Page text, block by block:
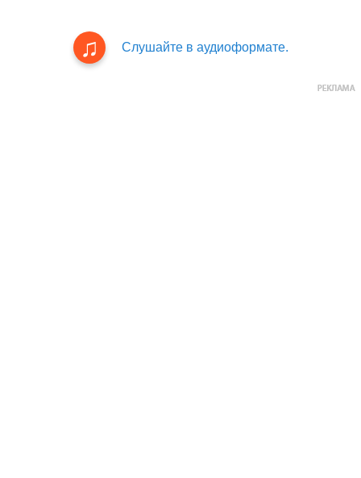
Слушайте в аудиоформате.